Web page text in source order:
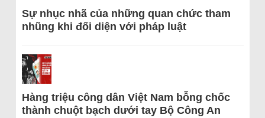
Sự nhục nhã của những quan chức tham
nhũng khi đối diện với pháp luật
Hàng triệu công dân Việt Nam bỗng chốc
thành chuột bạch dưới tay Bộ Công An